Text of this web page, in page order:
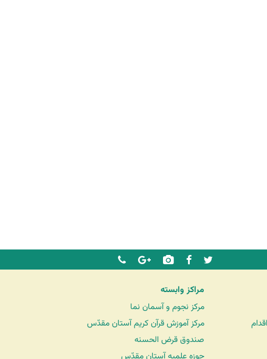
مراکز وابسته
مرکز نجوم و آسمان نما
مرکز آموزش قرآن کریم آستان مقدّس
صندوق قرض الحسنه
حوزه علمیه آستان مقدّس